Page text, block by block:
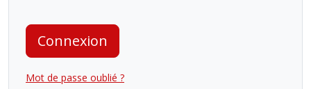
Connexion
Mot de passe oublié ?